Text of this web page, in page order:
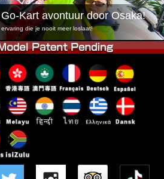
Osaka
Kart avontuur door Osaka!
die je nooit meer loslaat!